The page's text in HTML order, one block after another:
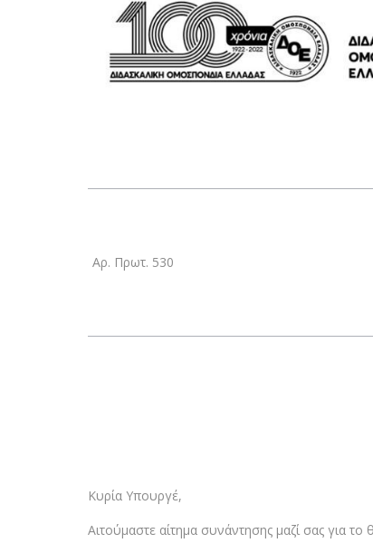
Αρ. Πρωτ. 530
Κυρία Υπουργέ,
Αιτούμαστε αίτημα συνάντησης μαζί σας για